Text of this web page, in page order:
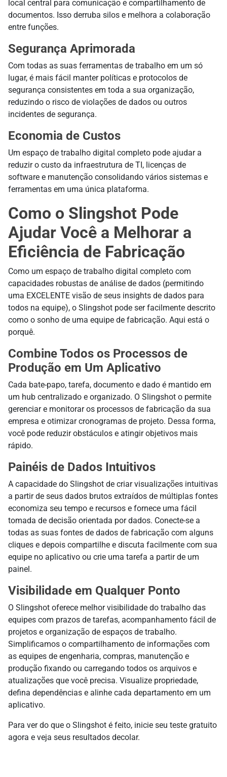
local central para comunicação e compartilhamento de
documentos. Isso derruba silos e melhora a colaboração
entre funções.
Segurança Aprimorada
Com todas as suas ferramentas de trabalho em um só
lugar, é mais fácil manter políticas e protocolos de
segurança consistentes em toda a sua organização,
reduzindo o risco de violações de dados ou outros
incidentes de segurança.
Economia de Custos
Um espaço de trabalho digital completo pode ajudar a
reduzir o custo da infraestrutura de TI, licenças de
software e manutenção consolidando vários sistemas e
ferramentas em uma única plataforma.
Como o Slingshot Pode
Ajudar Você a Melhorar a
Eficiência de Fabricação
Como um espaço de trabalho digital completo com
capacidades robustas de análise de dados (permitindo
uma EXCELENTE visão de seus insights de dados para
todos na equipe), o Slingshot pode ser facilmente descrito
como o sonho de uma equipe de fabricação. Aqui está o
porquê.
Combine Todos os Processos de
Produção em Um Aplicativo
Cada bate-papo, tarefa, documento e dado é mantido em
um hub centralizado e organizado. O Slingshot o permite
gerenciar e monitorar os processos de fabricação da sua
empresa e otimizar cronogramas de projeto. Dessa forma,
você pode reduzir obstáculos e atingir objetivos mais
rápido.
Painéis de Dados Intuitivos
A capacidade do Slingshot de criar visualizações intuitivas
a partir de seus dados brutos extraídos de múltiplas fontes
economiza seu tempo e recursos e fornece uma fácil
tomada de decisão orientada por dados. Conecte-se a
todas as suas fontes de dados de fabricação com alguns
cliques e depois compartilhe e discuta facilmente com sua
equipe no aplicativo ou crie uma tarefa a partir de um
painel.
Visibilidade em Qualquer Ponto
O Slingshot oferece melhor visibilidade do trabalho das
equipes com prazos de tarefas, acompanhamento fácil de
projetos e organização de espaços de trabalho.
Simplificamos o compartilhamento de informações com
as equipes de engenharia, compras, manutenção e
produção fixando ou carregando todos os arquivos e
atualizações que você precisa. Visualize propriedade,
defina dependências e alinhe cada departamento em um
aplicativo.
Para ver do que o Slingshot é feito, inicie seu teste gratuito
agora e veja seus resultados decolar.